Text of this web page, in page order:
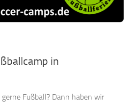
in
Fußball? Dann haben wir